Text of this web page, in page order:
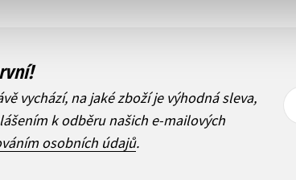
vychází, na jaké zboží je výhodná sleva,
k odběru našich e-mailových
osobních údajů.